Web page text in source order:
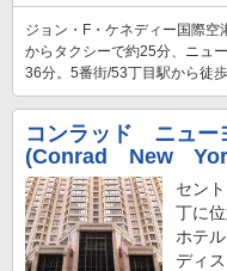
ジョン・F・ケネディー国際
からタクシーで約25分、ニュ
36分。5番街/53丁目駅から徒歩
コンラッド ニュ
(Conrad New
セン
丁に
ホテ
ディ